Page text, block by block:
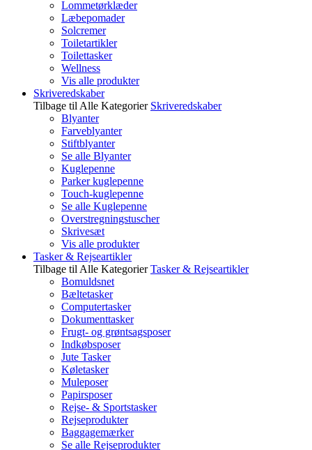
Lommetørklæder
Læbepomader
Solcremer
Toiletartikler
Toilettasker
Wellness
Vis alle produkter
Skriveredskaber
Tilbage til Alle Kategorier Skriveredskaber
Blyanter
Farveblyanter
Stiftblyanter
Se alle Blyanter
Kuglepenne
Parker kuglepenne
Touch-kuglepenne
Se alle Kuglepenne
Overstregningstuscher
Skrivesæt
Vis alle produkter
Tasker & Rejseartikler
Tilbage til Alle Kategorier Tasker & Rejseartikler
Bomuldsnet
Bæltetasker
Computertasker
Dokumenttasker
Frugt- og grøntsagsposer
Indkøbsposer
Jute Tasker
Køletasker
Muleposer
Papirsposer
Rejse- & Sportstasker
Rejseprodukter
Baggagemærker
Se alle Rejseprodukter